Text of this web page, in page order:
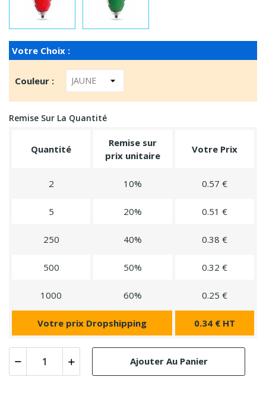
Votre Choix :
Couleur :
Remise Sur La Quantité
Quantité
Remise sur
prix unitaire
Votre Prix
2 10% 0.57 €
5 20% 0.51 €
250 40% 0.38 €
500 50% 0.32 €
1000 60% 0.25 €
Votre prix Dropshipping 0.34 € HT
Ajouter Au Panier